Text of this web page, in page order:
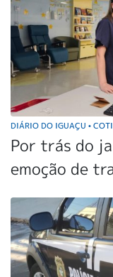
DIÁRIO DO IGUAÇU •
Por trás do
emoção de